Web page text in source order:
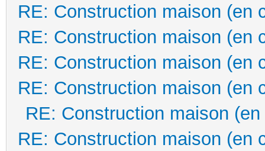
RE: Construction maison (en
RE: Construction maison (en
RE: Construction maison (en
RE: Construction maison (en
RE: Construction maison
RE: Construction maison (en